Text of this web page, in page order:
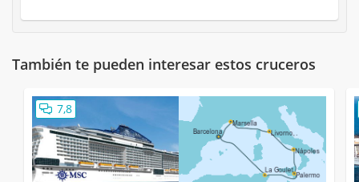
También te pueden interesar estos cruceros
7,8